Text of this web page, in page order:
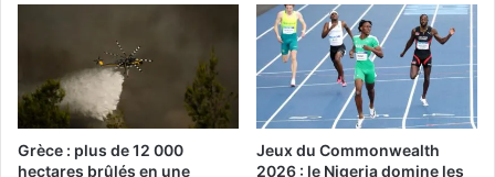
Grèce : plus de 12 000
hectares brûlés en une
Jeux du Commonwealth
2026 : le Nigeria domine les